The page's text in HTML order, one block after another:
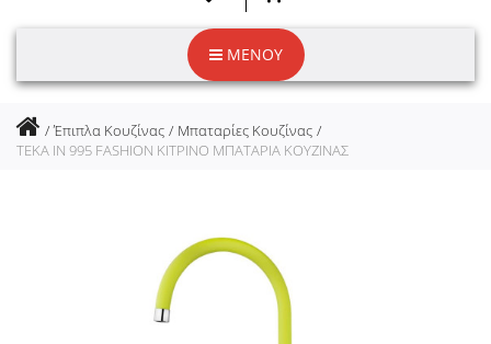
ΜΕΝΟΥ
Έπιπλα Κουζίνας
Μπαταρίες Κουζίνας
TEKA IN 995 FASHION ΚΙΤΡΙΝΟ ΜΠΑΤΑΡΙΑ ΚΟΥΖΙΝΑΣ